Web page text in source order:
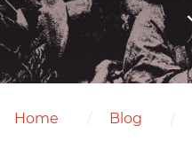
Home Blog